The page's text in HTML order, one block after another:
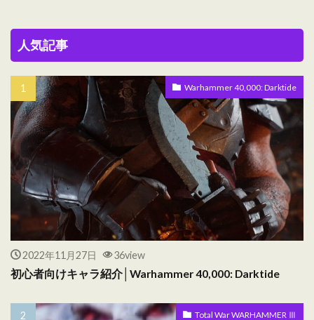
人気記事
Warhammer 40,000: Darktide
2022年11月27日 36view
初心者向けキャラ紹介│Warhammer 40,000: Darktide
Total War WARHAMMER Ⅲ